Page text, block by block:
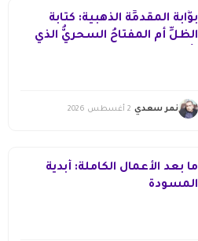
بوَّابةُ المقدمِّة الذهبية: كتابةُ
الظلِّ أم المفتاحُ السحريُّ الذي
نمر سعدي 2 أغسطس 2026
ما بعد الأعمال الكاملة: أبدية
المسودة